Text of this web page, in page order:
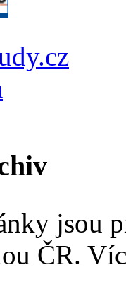
jsou
ČR.